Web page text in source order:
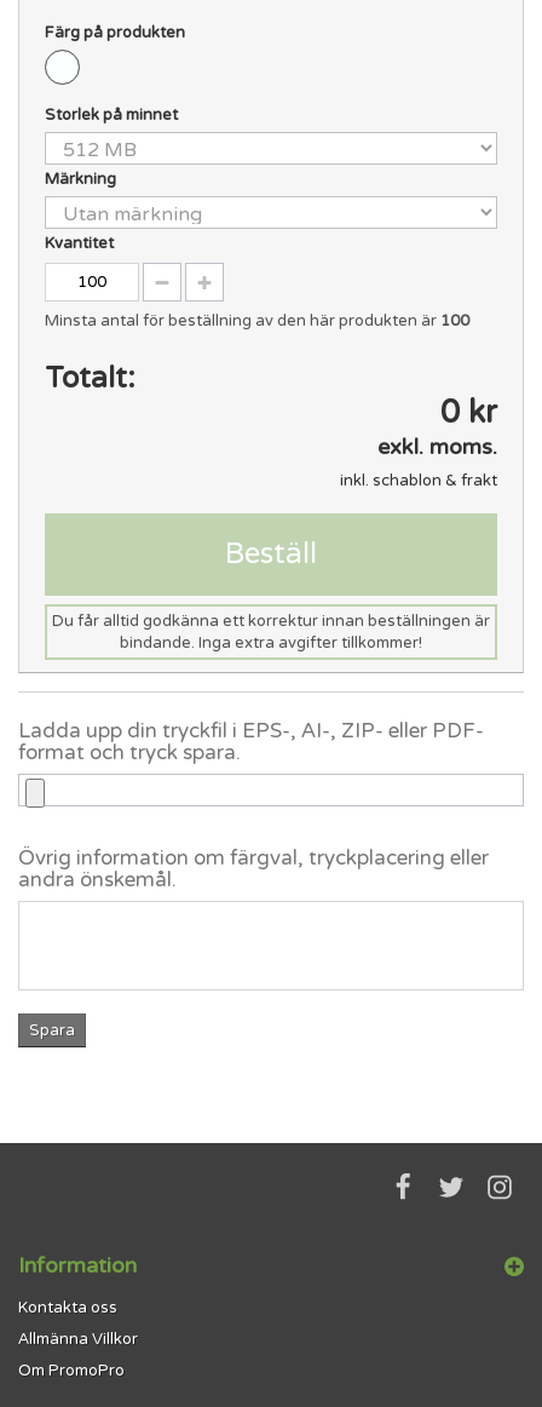
Färg på produkten
Storlek på minnet
Märkning
Kvantitet
Minsta antal för beställning av den här produkten är 100
Totalt:
0 kr
exkl. moms.
inkl. schablon & frakt
Beställ
Du får alltid godkänna ett korrektur innan beställningen är
bindande. Inga extra avgifter tillkommer!
Ladda upp din tryckfil i EPS-, AI-, ZIP- eller PDF-
format och tryck spara.
Övrig information om färgval, tryckplacering eller
andra önskemål.
Spara
Information
Kontakta oss
Allmänna Villkor
Om PromoPro